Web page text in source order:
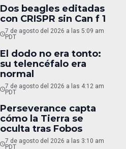
Dos beagles editadas
con CRISPR sin Can f 1
7 de agosto del 2026 a las 5:09 am
PDT
El dodo no era tonto:
su telencéfalo era
normal
7 de agosto del 2026 a las 4:12 am
PDT
Perseverance capta
cómo la Tierra se
oculta tras Fobos
7 de agosto del 2026 a las 3:10 am
PDT